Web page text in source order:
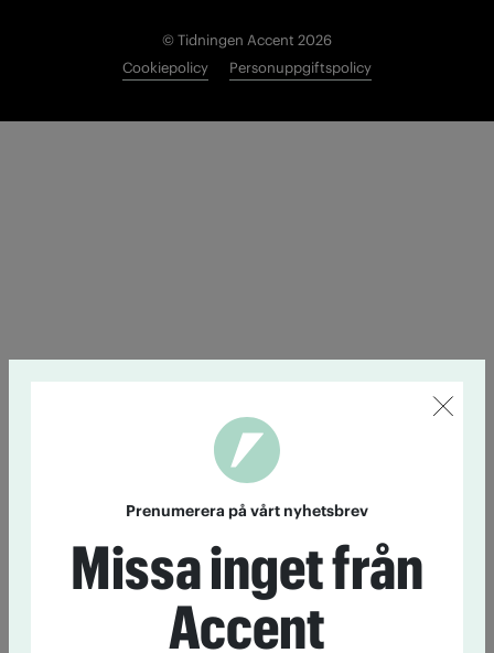
© Tidningen Accent 2026
Cookiepolicy
Personuppgiftspolicy
Prenumerera på vårt nyhetsbrev
Missa inget från
Accent